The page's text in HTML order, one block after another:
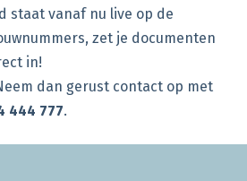
staat vanaf nu live op de
zet je documenten
in!
dan gerust contact op met
444 777.